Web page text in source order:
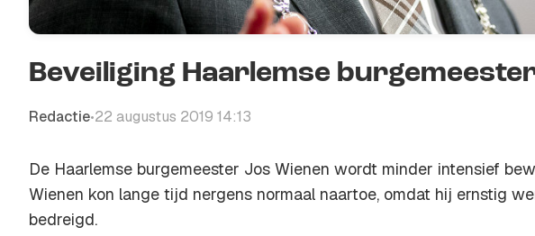
Beveiliging Haarlemse
Redactie•22 augustus 2019 14:13
De Haarlemse burgemeester Jos Wienen wordt minder intensief
Wienen kon lange tijd nergens normaal naartoe, omdat hij ernstig
bedreigd.